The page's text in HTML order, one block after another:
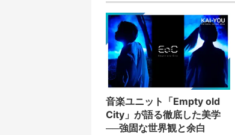
音楽ユニット「Empty old
City」が語る徹底した美学
──強固な世界観と余白